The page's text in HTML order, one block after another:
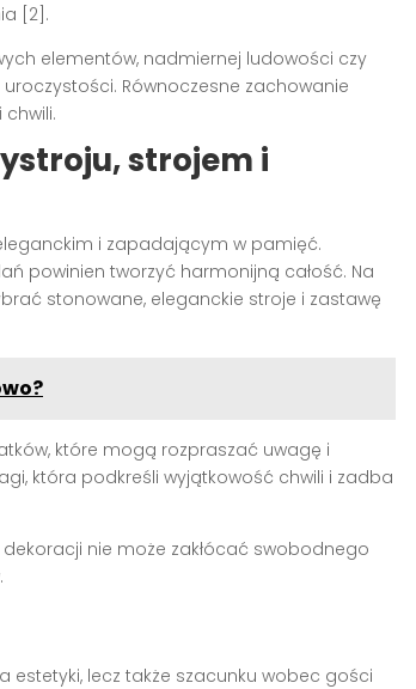
[2].
elementów, nadmiernej ludowości czy
Równoczesne zachowanie
strojem i
i zapadającym w pamięć.
powinien tworzyć harmonijną całość. Na
stonowane, eleganckie stroje i zastawę
które mogą rozpraszać uwagę i
która podkreśli wyjątkowość chwili i zadba
nie może zakłócać swobodnego
lecz także szacunku wobec gości